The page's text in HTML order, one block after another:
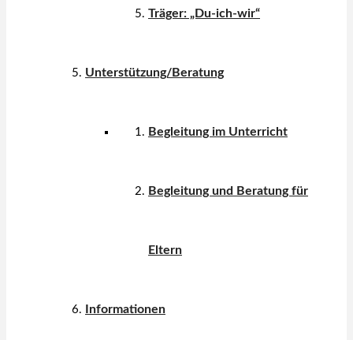
Träger: „Du-ich-wir“
Unterstützung/Beratung
Begleitung im Unterricht
Begleitung und Beratung für
Eltern
Informationen